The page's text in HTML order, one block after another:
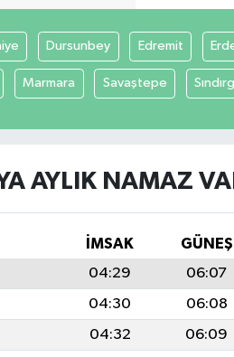
Dursunbey Edremit
Marmara Savaştepe
AYLIK NAMAZ
İMSAK GÜNEŞ
04:29 06:07
04:30 06:08
04:32 06:09